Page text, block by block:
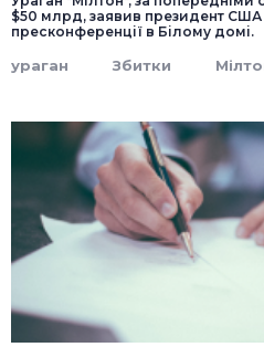
$50 млрд, заявив президент
пресконференції в Білому домі.
ураган Збитки